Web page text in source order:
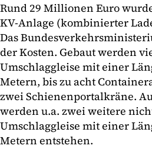
Rund 29 Millionen Euro
KV-Anlage (kombinierter
Das
der Kosten. Gebaut werden
Umschlaggleise mit einer
Metern, bis zu acht
zwei Schienenportalkräne.
werden u.a. zwei weitere
Umschlaggleise mit einer
Metern entstehen.